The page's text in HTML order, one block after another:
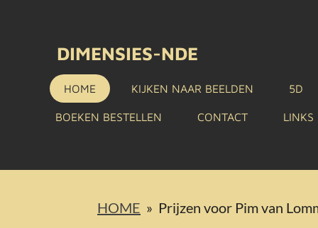
hoofdinhoud
DIMENSIES-NDE
HOME KIJKEN NAAR BEELDEN 5D
BOEKEN BESTELLEN CONTACT LINKS
HOME » Prijzen voor Pim van